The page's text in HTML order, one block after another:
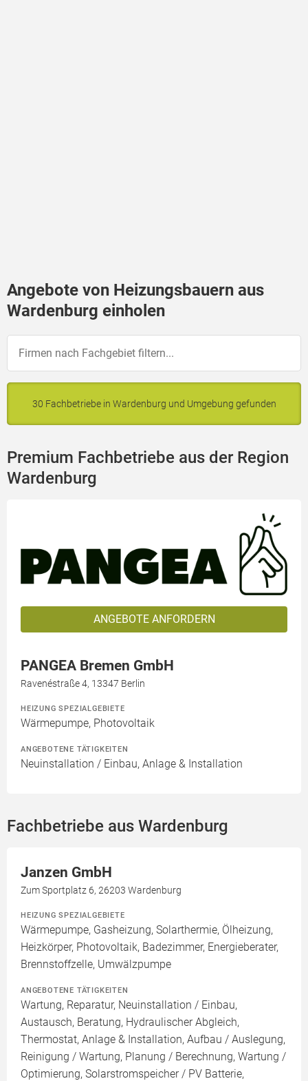
Angebote von Heizungsbauern aus
Wardenburg einholen
30 Fachbetriebe in Wardenburg und Umgebung gefunden
Premium Fachbetriebe aus der Region
Wardenburg
ANGEBOTE ANFORDERN
PANGEA Bremen GmbH
Ravenéstraße 4, 13347 Berlin
HEIZUNG SPEZIALGEBIETE
Wärmepumpe, Photovoltaik
ANGEBOTENE TÄTIGKEITEN
Neuinstallation / Einbau, Anlage & Installation
Fachbetriebe aus Wardenburg
Janzen GmbH
Zum Sportplatz 6, 26203 Wardenburg
HEIZUNG SPEZIALGEBIETE
Wärmepumpe, Gasheizung, Solarthermie, Ölheizung,
Heizkörper, Photovoltaik, Badezimmer, Energieberater,
Brennstoffzelle, Umwälzpumpe
ANGEBOTENE TÄTIGKEITEN
Wartung, Reparatur, Neuinstallation / Einbau,
Austausch, Beratung, Hydraulischer Abgleich,
Thermostat, Anlage & Installation, Aufbau / Auslegung,
Reinigung / Wartung, Planung / Berechnung, Wartung /
Optimierung, Solarstromspeicher / PV Batterie,